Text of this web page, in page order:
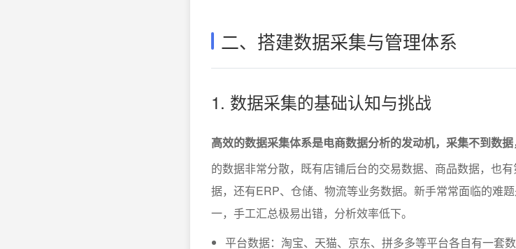
二、搭建数据采集与管理体系
1. 数据采集的基础认知与挑战
高效的数据采集体系是电商数据分析的发动机，采集不到数据
的数据非常分散，既有店铺后台的交易数据、商品数据，也
据，还有ERP、仓储、物流等业务数据。新手常常面临的难
一，手工汇总极易出错，分析效率低下。
平台数据：淘宝、天猫、京东、拼多多等平台各自有一套